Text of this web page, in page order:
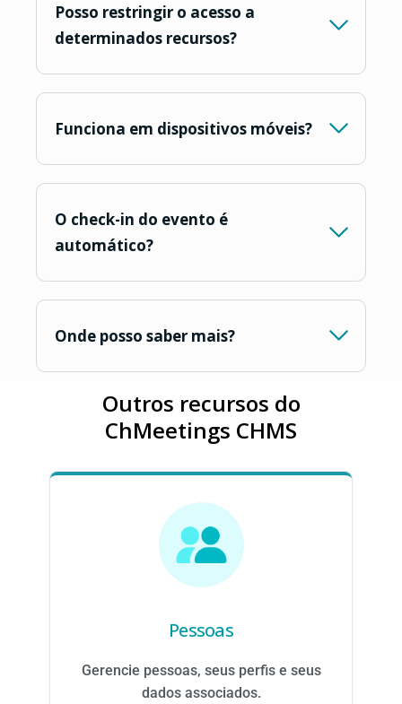
Posso restringir o acesso a
determinados recursos?
Funciona em dispositivos móveis?
O check-in do evento é
automático?
Onde posso saber mais?
Outros recursos do
ChMeetings CHMS
Pessoas
Gerencie pessoas, seus perfis e seus
dados associados.